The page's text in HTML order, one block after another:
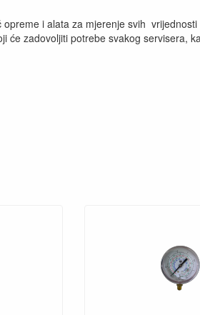
i alata za mjerenje svih
će zadovoljiti potrebe svakog servisera,